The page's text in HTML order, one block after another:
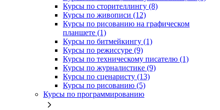
Курсы по сторителлингу (8)
Курсы по живописи (12)
Курсы по рисованию на графическом
планшете (1)
Курсы по битмейкингу (1)
Курсы по режиссуре (9)
Курсы по техническому писателю (1)
Курсы по журналистике (9)
Курсы по сценаристу (13)
Курсы по рисованию (5)
Курсы по программированию